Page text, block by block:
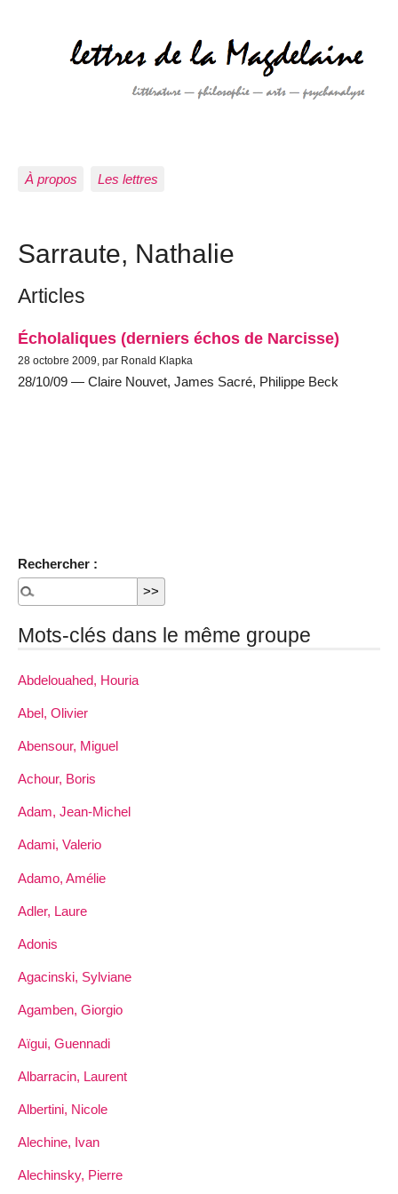
À propos Les lettres
Sarraute, Nathalie
Articles
Écholaliques (derniers échos de Narcisse)
28 octobre 2009, par Ronald Klapka
28/10/09 — Claire Nouvet, James Sacré, Philippe Beck
Rechercher :
Mots-clés dans le même groupe
Abdelouahed, Houria
Abel, Olivier
Abensour, Miguel
Achour, Boris
Adam, Jean-Michel
Adami, Valerio
Adamo, Amélie
Adler, Laure
Adonis
Agacinski, Sylviane
Agamben, Giorgio
Aïgui, Guennadi
Albarracin, Laurent
Albertini, Nicole
Alechine, Ivan
Alechinsky, Pierre